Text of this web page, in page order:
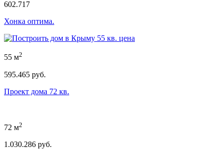
602.717
Хонка оптима.
55 м2
595.465 руб.
Проект дома 72 кв.
72 м2
1.030.286 руб.